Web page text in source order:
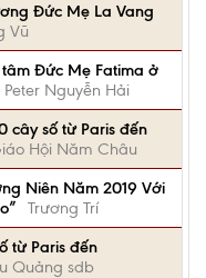
Đức Mẹ La Vang
Vũ
Đức Mẹ Fatima ở
Peter Nguyễn Hải
cây số từ Paris đến
Hội Năm Châu
Niên Năm 2019 Với
Trương Trí
từ Paris đến
Quảng sdb